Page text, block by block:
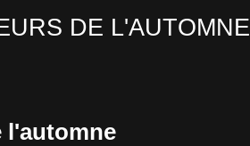
DE L'AUTOMNE
l'automne